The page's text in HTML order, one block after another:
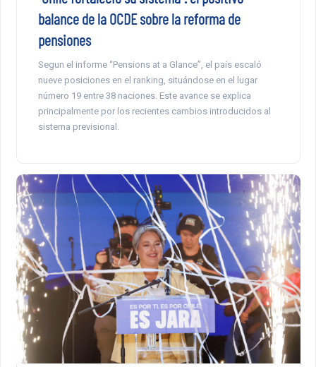
balance de la OCDE sobre la reforma de
pensiones
Segun el informe “Pensions at a Glance”, el país escaló
nueve posiciones en el ranking, situándose en el lugar
número 19 entre 38 naciones. Este avance se explica
principalmente por los recientes cambios introducidos al
sistema previsional.